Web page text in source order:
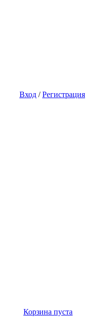
Вход /Регистрация
Корзина пуста